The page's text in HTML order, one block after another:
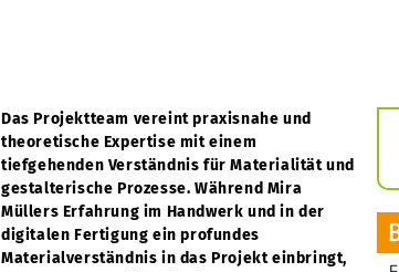
Das Projektteam vereint praxisnahe und
theoretische Expertise mit einem
tiefgehenden Verständnis für Materialität und
gestalterische Prozesse. Während Mira
Müllers Erfahrung im Handwerk und in der
digitalen Fertigung ein profundes
Materialverständnis in das Projekt einbringt,